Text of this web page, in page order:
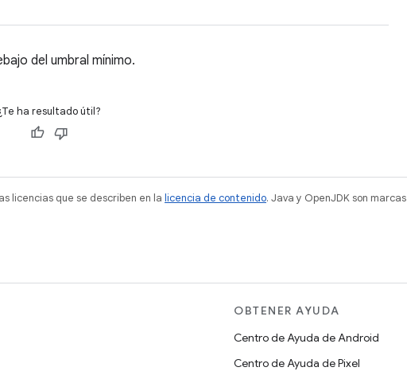
del umbral mínimo.
ha resultado útil?
licencias que se describen en la licencia de contenido. Java y OpenJDK son marcas
OBTENER AYUDA
Centro de Ayuda de Android
Centro de Ayuda de Pixel